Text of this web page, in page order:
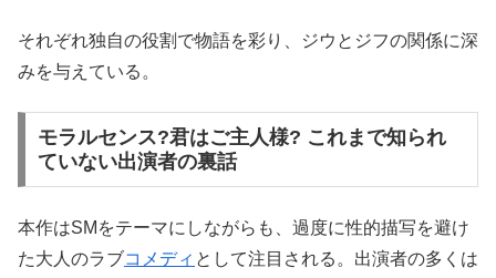
それぞれ独自の役割で物語を彩り、ジウとジフの関係に深
みを与えている。
モラルセンス?君はご主人様? これまで知られ
ていない出演者の裏話
本作はSMをテーマにしながらも、過度に性的描写を避け
た大人のラブコメディ として注目される。出演者の多くは